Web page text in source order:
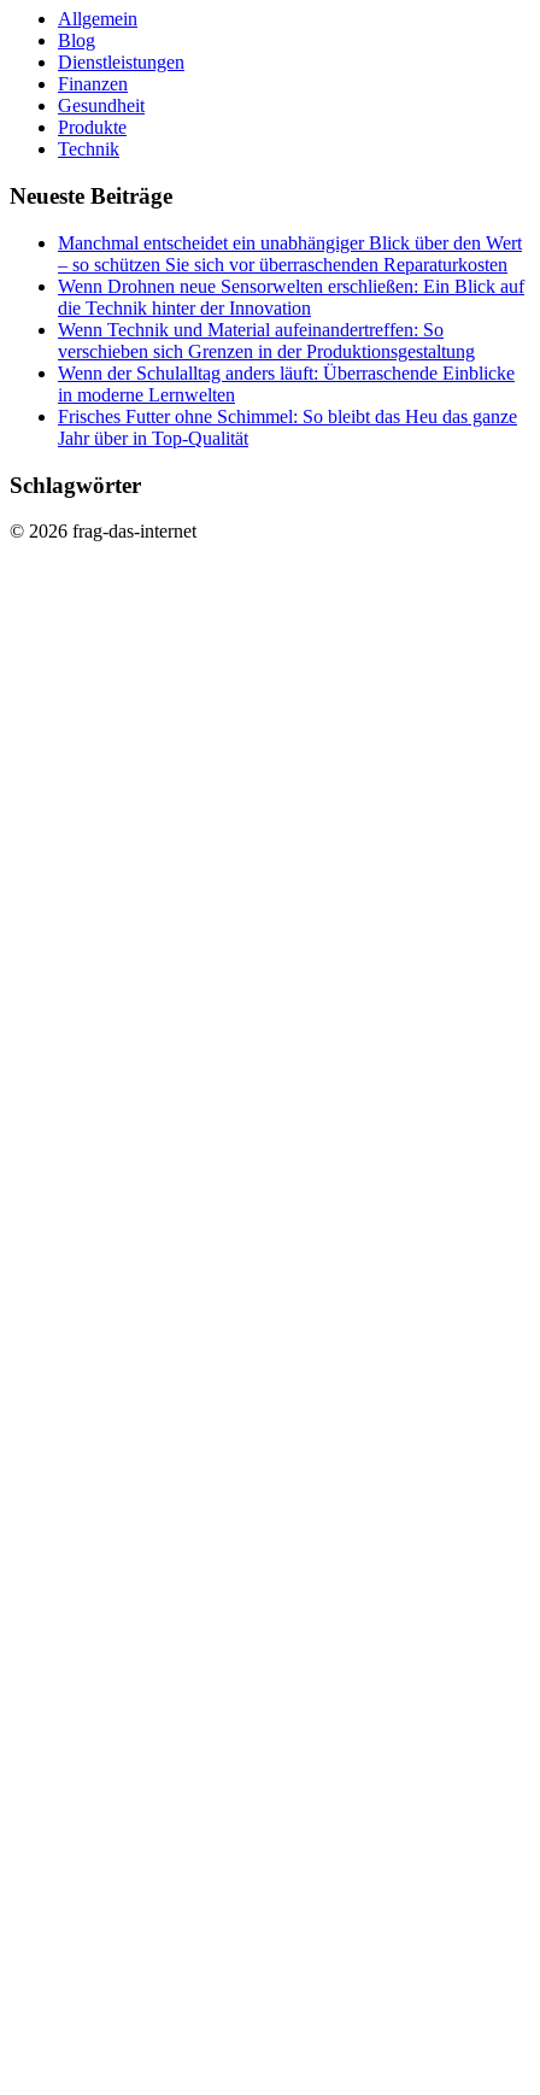
Allgemein
Blog
Dienstleistungen
Finanzen
Gesundheit
Produkte
Technik
Neueste Beiträge
Manchmal entscheidet ein unabhängiger Blick über den Wert
– so schützen Sie sich vor überraschenden Reparaturkosten
Wenn Drohnen neue Sensorwelten erschließen: Ein Blick auf
die Technik hinter der Innovation
Wenn Technik und Material aufeinandertreffen: So
verschieben sich Grenzen in der Produktionsgestaltung
Wenn der Schulalltag anders läuft: Überraschende Einblicke
in moderne Lernwelten
Frisches Futter ohne Schimmel: So bleibt das Heu das ganze
Jahr über in Top-Qualität
Schlagwörter
© 2026 frag-das-internet